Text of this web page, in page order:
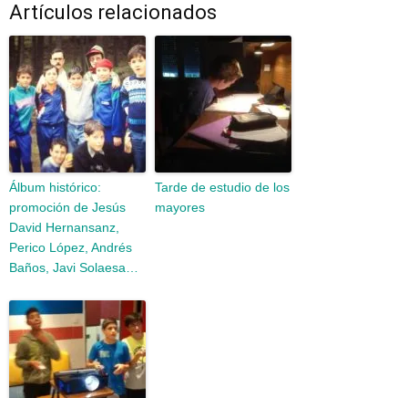
Artículos relacionados
Álbum histórico:
promoción de Jesús
David Hernansanz,
Perico López, Andrés
Baños, Javi Solaesa…
Tarde de estudio de los
mayores